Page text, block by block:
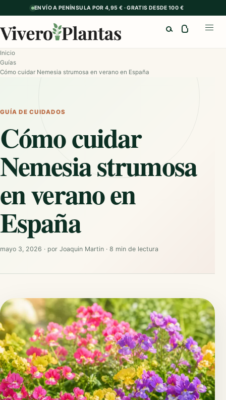
ENVÍO A PENÍNSULA POR 4,95 € · GRATIS DESDE 100 €
Inicio
Guías
Cómo cuidar Nemesia strumosa en verano en España
GUÍA DE CUIDADOS
Cómo cuidar
Nemesia strumosa
en verano en
España
mayo 3, 2026 · por Joaquin Martin · 8 min de lectura